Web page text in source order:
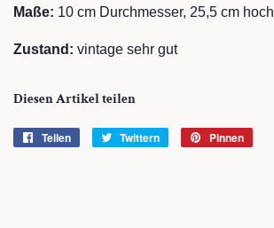
Maße: 10 cm Durchmesser, 25,5 cm hoch
Zustand: vintage sehr gut
Diesen Artikel teilen
Teilen Twittern Pinnen